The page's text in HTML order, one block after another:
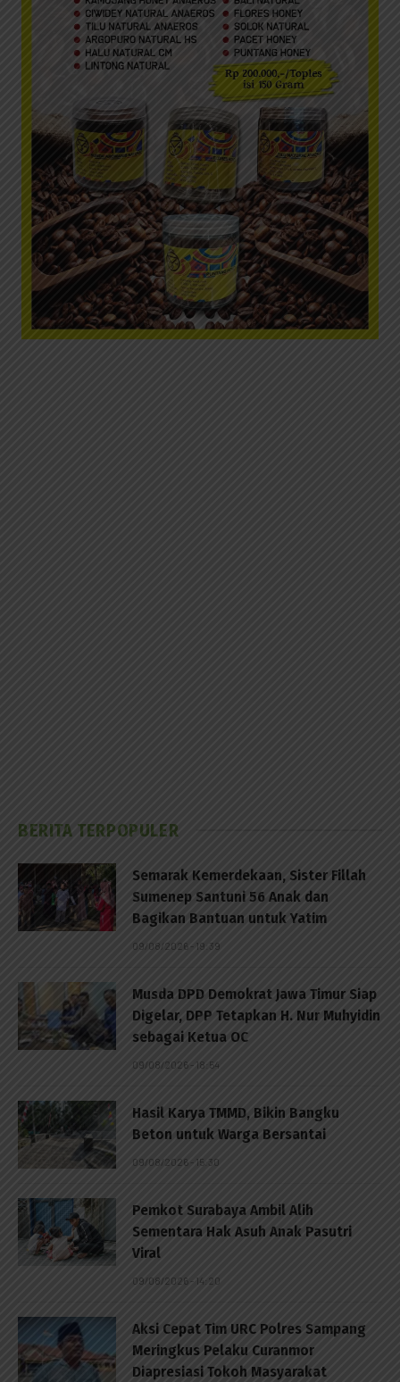
BERITA TERPOPULER
Semarak Kemerdekaan, Sister Fillah
Sumenep Santuni 56 Anak dan
Bagikan Bantuan untuk Yatim
09/08/2026 - 19:39
Musda DPD Demokrat Jawa Timur Siap
Digelar, DPP Tetapkan H. Nur Muhyidin
sebagai Ketua OC
09/08/2026 - 18:54
Hasil Karya TMMD, Bikin Bangku
Beton untuk Warga Bersantai
09/08/2026 - 15:30
Pemkot Surabaya Ambil Alih
Sementara Hak Asuh Anak Pasutri
Viral
09/08/2026 - 14:20
Aksi Cepat Tim URC Polres Sampang
Meringkus Pelaku Curanmor
Diapresiasi Tokoh Masyarakat